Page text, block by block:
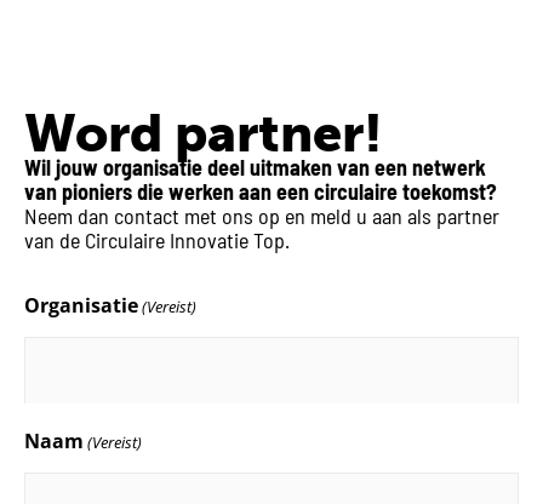
Word partner!
Wil jouw organisatie deel uitmaken van een netwerk
van pioniers die werken aan een circulaire toekomst?
Neem dan contact met ons op en meld u aan als partner
van de Circulaire Innovatie Top.
Organisatie(Vereist)
Naam (Vereist)